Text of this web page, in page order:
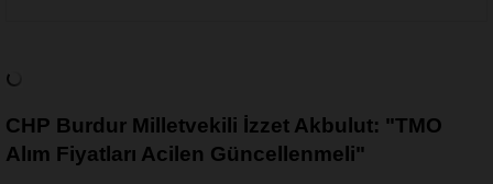
CHP Burdur Milletvekili İzzet Akbulut: "TMO
Alım Fiyatları Acilen Güncellenmeli"